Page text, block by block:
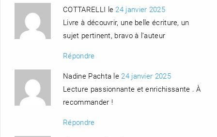
COTTARELLI le 24 janvier 2025
Livre à découvrir, une belle écriture, un
sujet pertinent, bravo à l’auteur
Répondre
Nadine Pachta le 24 janvier 2025
Lecture passionnante et enrichissante . À
recommander !
Répondre